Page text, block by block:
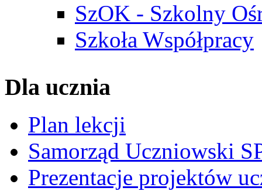
SzOK - Szkolny
Szkoła Współpracy
Dla ucznia
Plan lekcji
Samorząd Uczniowski
Prezentacje projektów